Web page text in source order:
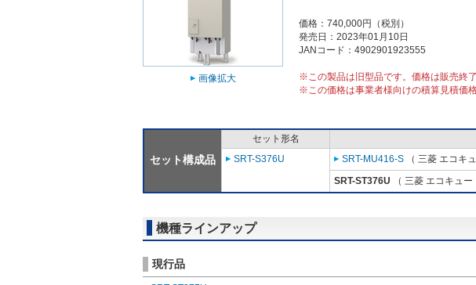
画像拡大
価格：740,000円（税別）
発売日：2023年01月10日
JANコード：4902901923555
※この製品は旧型品です。価格は販売終
※この価格は事業者様向けの積算見積価
セット構成品
セット形名
SRT-S376U
SRT-MU416-S （ 三菱 エコキ
SRT-ST376U （ 三菱 エコキュー
機種ラインアップ
現行品